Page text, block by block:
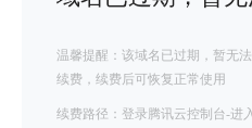
温馨提醒：该域名已过期，暂无
续费，续费后可恢复正常使用
续费路径：登录腾讯云控制台-进